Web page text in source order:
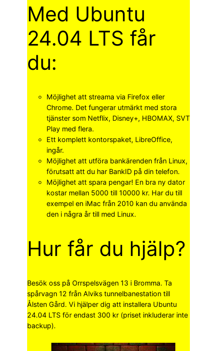
Med Ubuntu
24.04 LTS får
du:
Möjlighet att streama via Firefox eller
Chrome. Det fungerar utmärkt med stora
tjänster som Netflix, Disney+, HBOMAX, SVT
Play med flera.
Ett komplett kontorspaket, LibreOffice,
ingår.
Möjlighet att utföra bankärenden från Linux,
förutsatt att du har BankID på din telefon.
Möjlighet att spara pengar! En bra ny dator
kostar mellan 5000 till 10000 kr. Har du till
exempel en iMac från 2010 kan du använda
den i några år till med Linux.
Hur får du hjälp?
Besök oss på Orrspelsvägen 13 i Bromma. Ta
spårvagn 12 från Alviks tunnelbanestation till
Ålsten Gård. Vi hjälper dig att installera Ubuntu
24.04 LTS för endast 300 kr (priset inkluderar inte
backup).